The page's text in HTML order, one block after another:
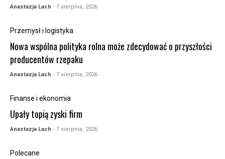
Anastazja Lach - 7 sierpnia, 2026
Przemysł i logistyka
Nowa wspólna polityka rolna może zdecydować o przyszłości
producentów rzepaku
Anastazja Lach - 7 sierpnia, 2026
Finanse i ekonomia
Upały topią zyski firm
Anastazja Lach - 7 sierpnia, 2026
Polecane